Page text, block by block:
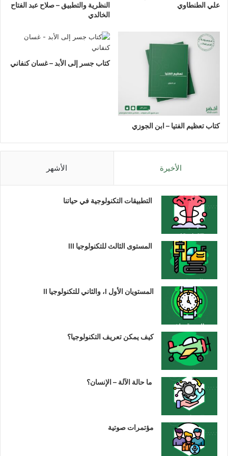
علي الطنطاوي
النظرية والتطبيق – صلاح عبد الفتاح
الخالدي
كتاب تعظيم الفتيا – ابن الجوزي
كتاب جسر إلى الأبد – غسان كنفاني
الأخيرة الأشهر
التطبيقات التكنولوجية في حياتنا
المستوى الثالث للتكنولوجيا III
المستويان الأول I، والثاني للتكنولوجيا II
كيف يمكن تعريف التكنولوجيا؟
ما حالة الآلة – الإنسان؟
مؤتمرات صوتية